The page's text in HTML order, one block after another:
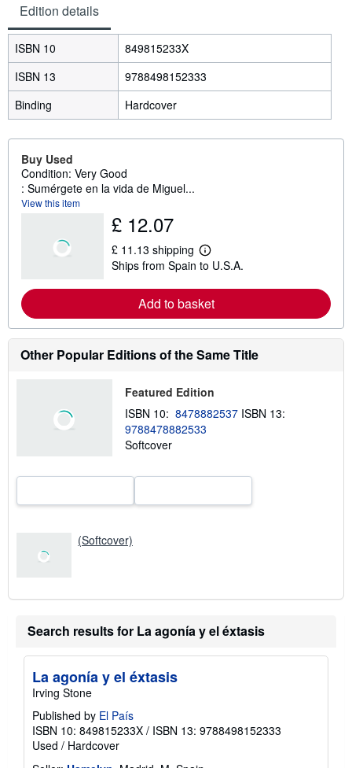
Edition details
ISBN 10
849815233X
ISBN 13
9788498152333
Binding
Hardcover
Buy Used
Condition: Very Good
: Sumérgete en la vida de Miguel...
View this item
£ 12.07
£ 11.13 shipping
L
e
r
n
o
r
e
a
u
t
s
h
i
g
Ships from Spain to U.S.A.
Add to basket
Other Popular Editions of the Same Title
Featured Edition
ISBN 10: 8478882537 ISBN 13:
9788478882533
Softcover
(Softcover)
Search results for La agonía y el éxtasis
La agonía y el éxtasis
Irving Stone
Published by El País
ISBN 10: 849815233X / ISBN 13: 9788498152333
Used / Hardcover